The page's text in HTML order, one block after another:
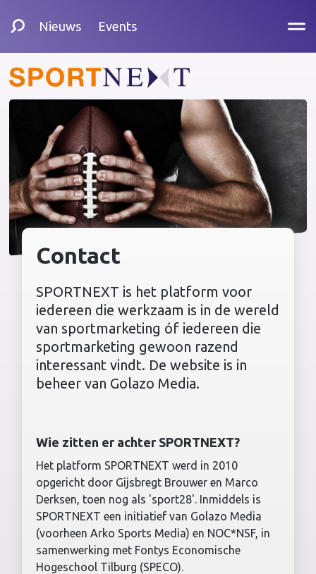
Nieuws Events
Contact
SPORTNEXT is het platform voor
iedereen die werkzaam is in de wereld
van sportmarketing óf iedereen die
sportmarketing gewoon razend
interessant vindt. De website is in
beheer van Golazo Media.
Wie zitten er achter SPORTNEXT?
Het platform SPORTNEXT werd in 2010
opgericht door Gijsbregt Brouwer en Marco
Derksen, toen nog als 'sport28'. Inmiddels is
SPORTNEXT een initiatief van Golazo Media
(voorheen Arko Sports Media) en NOC*NSF, in
samenwerking met Fontys Economische
Hogeschool Tilburg (SPECO).